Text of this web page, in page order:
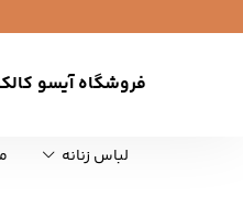
فروشگاه آیسو
لباس زنانه